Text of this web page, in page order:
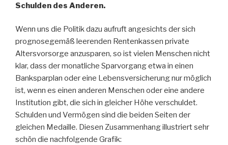
Schulden des Anderen.
Wenn uns die Politik dazu aufruft angesichts der sich
prognosegemäß leerenden Rentenkassen private
Altersvorsorge anzusparen, so ist vielen Menschen nicht
klar, dass der monatliche Sparvorgang etwa in einen
Banksparplan oder eine Lebensversicherung nur möglich
ist, wenn es einen anderen Menschen oder eine andere
Institution gibt, die sich in gleicher Höhe verschuldet.
Schulden und Vermögen sind die beiden Seiten der
gleichen Medaille. Diesen Zusammenhang illustriert sehr
schön die nachfolgende Grafik: